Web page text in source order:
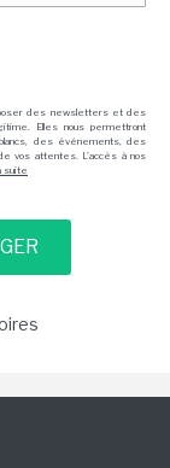
des newsletters et des
Elles nous permettront
des événements, des
vos attentes. L'accès à nos
suite